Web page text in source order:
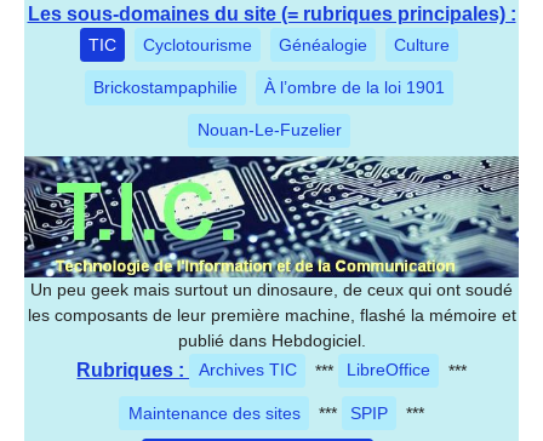
Les sous-domaines du site (= rubriques principales) :
TIC Cyclotourisme Généalogie Culture
Brickostampaphilie À l’ombre de la loi 1901
Nouan-Le-Fuzelier
Un peu geek mais surtout un dinosaure, de ceux qui ont soudé
les composants de leur première machine, flashé la mémoire et
publié dans Hebdogiciel.
Rubriques : Archives TIC *** LibreOffice ***
Maintenance des sites *** SPIP ***